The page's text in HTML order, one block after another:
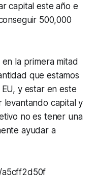
capital este año e
500,000
la primera mitad
que estamos
y estar en este
levantando capital y
no es tener una
ayudar a
a5cff2d50f